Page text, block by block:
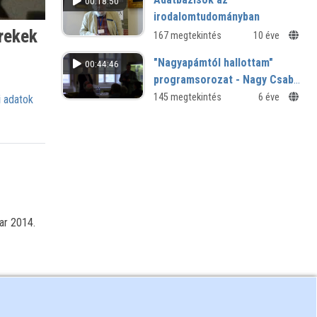
adatok
2014.
irodalomtudományban
167 megtekintés 10 éve
00:44:46
"Nagyapámtól hallottam"
programsorozat - Nagy Csaba
szíjgyártó és Horváth Sándor
145 megtekintés 6 éve